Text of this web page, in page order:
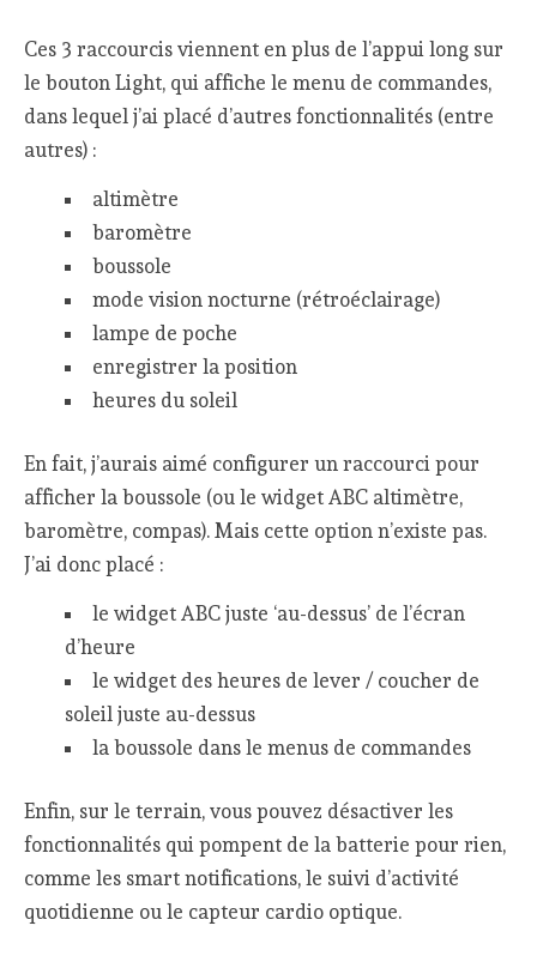
Ces 3 raccourcis viennent en plus de l’appui long sur
le bouton Light, qui affiche le menu de commandes,
dans lequel j’ai placé d’autres fonctionnalités (entre
autres) :
altimètre
baromètre
boussole
mode vision nocturne (rétroéclairage)
lampe de poche
enregistrer la position
heures du soleil
En fait, j’aurais aimé configurer un raccourci pour
afficher la boussole (ou le widget ABC altimètre,
baromètre, compas). Mais cette option n’existe pas.
J’ai donc placé :
le widget ABC juste ‘au-dessus’ de l’écran
d’heure
le widget des heures de lever / coucher de
soleil juste au-dessus
la boussole dans le menus de commandes
Enfin, sur le terrain, vous pouvez désactiver les
fonctionnalités qui pompent de la batterie pour rien,
comme les smart notifications, le suivi d’activité
quotidienne ou le capteur cardio optique.